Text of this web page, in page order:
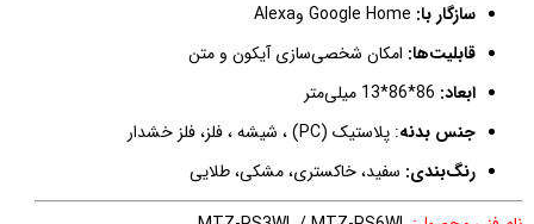
سازگار با Google Home : وAlexa
قابلیت‌ها: امکان شخصی‌سازی آیکون و متن
ابعاد: 86*86*13 میلی‌متر
جنس بدنه: پلاستیک (PC) ، شیشه ، فلز، فلز خشدار
رنگ‌بندی: سفید، خاکستری، مشکی، طلایی